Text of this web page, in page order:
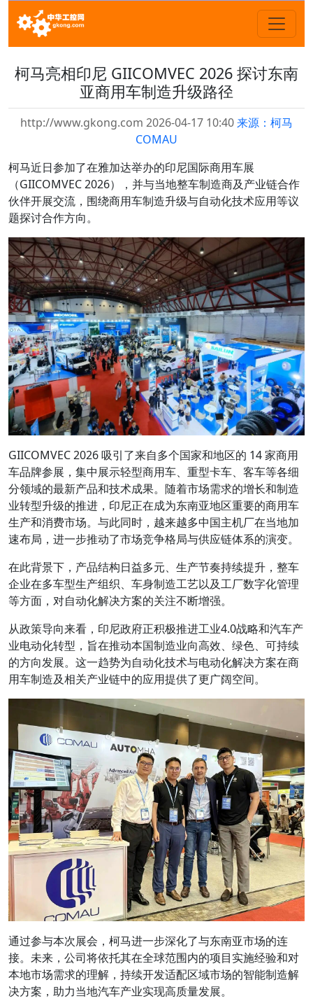
柯马亮相印尼 GIICOMVEC 2026 探讨东南
亚商用车制造升级路径
http://www.gkong.com 2026-04-17 10:40来源：柯马
COMAU
柯马近日参加了在雅加达举办的印尼国际商用车展
（GIICOMVEC 2026），并与当地整车制造商及产业链合作
伙伴开展交流，围绕商用车制造升级与自动化技术应用等议
题探讨合作方向。
GIICOMVEC 2026 吸引了来自多个国家和地区的 14 家商用
车品牌参展，集中展示轻型商用车、重型卡车、客车等各细
分领域的最新产品和技术成果。随着市场需求的增长和制造
业转型升级的推进，印尼正在成为东南亚地区重要的商用车
生产和消费市场。与此同时，越来越多中国主机厂在当地加
速布局，进一步推动了市场竞争格局与供应链体系的演变。
在此背景下，产品结构日益多元、生产节奏持续提升，整车
企业在多车型生产组织、车身制造工艺以及工厂数字化管理
等方面，对自动化解决方案的关注不断增强。
从政策导向来看，印尼政府正积极推进工业4.0战略和汽车产
业电动化转型，旨在推动本国制造业向高效、绿色、可持续
的方向发展。这一趋势为自动化技术与电动化解决方案在商
用车制造及相关产业链中的应用提供了更广阔空间。
通过参与本次展会，柯马进一步深化了与东南亚市场的连
接。未来，公司将依托其在全球范围内的项目实施经验和对
本地市场需求的理解，持续开发适配区域市场的智能制造解
决方案，助力当地汽车产业实现高质量发展。